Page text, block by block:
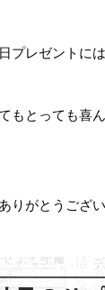
プレゼントに
もとっても喜
りがとうござ